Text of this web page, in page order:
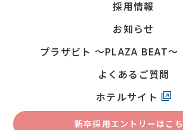
採用情報
お知らせ
プラザビト ～PLAZA BEAT～
よくあるご質問
ホテルサイト
新卒採用エントリーはこ